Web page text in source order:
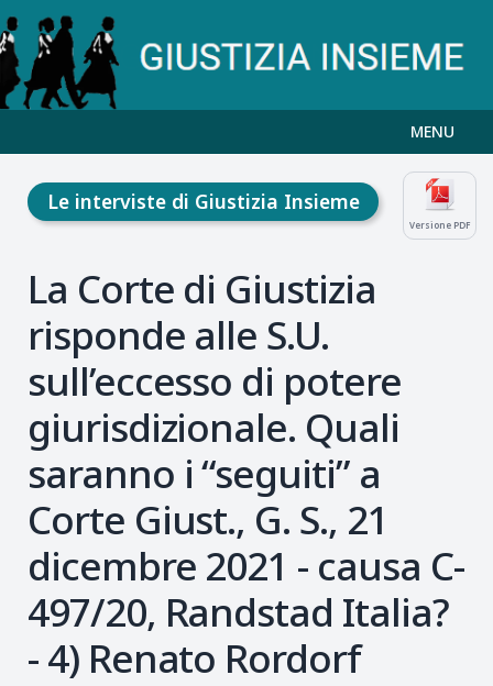
MENU
Versione PDF
Le interviste di Giustizia Insieme
La Corte di Giustizia
risponde alle S.U.
sull’eccesso di potere
giurisdizionale. Quali
saranno i “seguiti” a
Corte Giust., G. S., 21
dicembre 2021 - causa C-
497/20, Randstad Italia?
- 4) Renato Rordorf